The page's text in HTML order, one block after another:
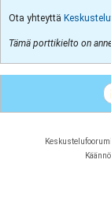
Ota yhteyttä
Tämä porttikielto on